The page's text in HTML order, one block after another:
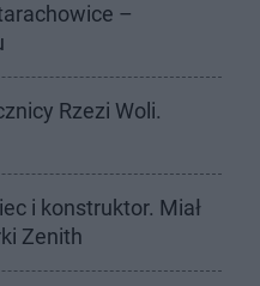
–
Rzezi Woli.
i konstruktor. Miał
Zenith